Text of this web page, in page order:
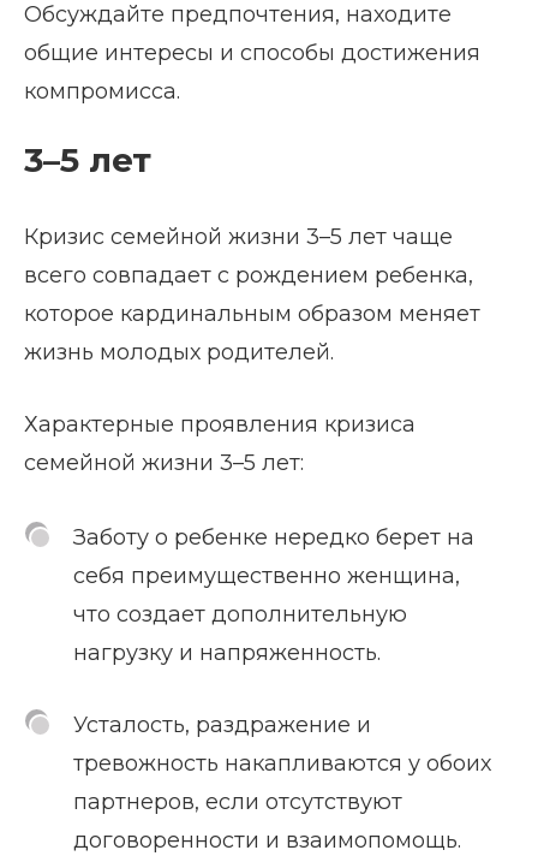
Обсуждайте предпочтения, находите
общие интересы и способы достижения
компромисса.
3–5 лет
Кризис семейной жизни 3–5 лет чаще
всего совпадает с рождением ребенка,
которое кардинальным образом меняет
жизнь молодых родителей.
Характерные проявления кризиса
семейной жизни 3–5 лет:
Заботу о ребенке нередко берет на
себя преимущественно женщина,
что создает дополнительную
нагрузку и напряженность.
Усталость, раздражение и
тревожность накапливаются у обоих
партнеров, если отсутствуют
договоренности и взаимопомощь.